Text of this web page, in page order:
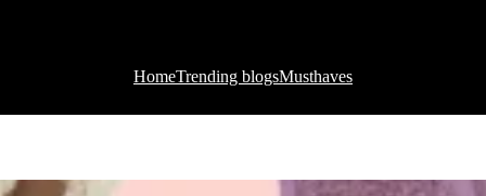
HomeTrending blogsMusthaves